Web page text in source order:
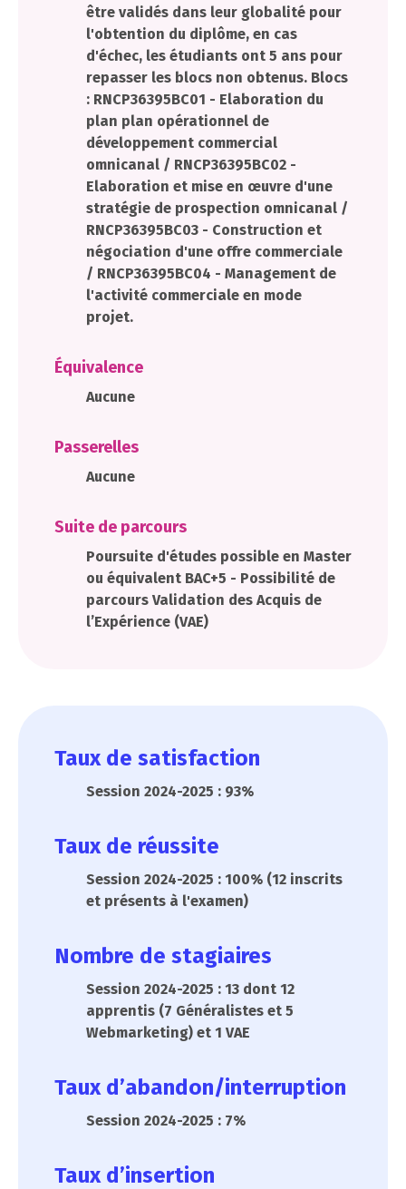
être validés dans leur globalité pour
l'obtention du diplôme, en cas
d'échec, les étudiants ont 5 ans pour
repasser les blocs non obtenus. Blocs
: RNCP36395BC01 - Elaboration du
plan plan opérationnel de
développement commercial
omnicanal / RNCP36395BC02 -
Elaboration et mise en œuvre d'une
stratégie de prospection omnicanal /
RNCP36395BC03 - Construction et
négociation d'une offre commerciale
/ RNCP36395BC04 - Management de
l'activité commerciale en mode
projet.
Équivalence
Aucune
Passerelles
Aucune
Suite de parcours
Poursuite d'études possible en Master
ou équivalent BAC+5 - Possibilité de
parcours Validation des Acquis de
l’Expérience (VAE)
Taux de satisfaction
Session 2024-2025 : 93%
Taux de réussite
Session 2024-2025 : 100% (12 inscrits
et présents à l'examen)
Nombre de stagiaires
Session 2024-2025 : 13 dont 12
apprentis (7 Généralistes et 5
Webmarketing) et 1 VAE
Taux d’abandon/interruption
Session 2024-2025 : 7%
Taux d’insertion